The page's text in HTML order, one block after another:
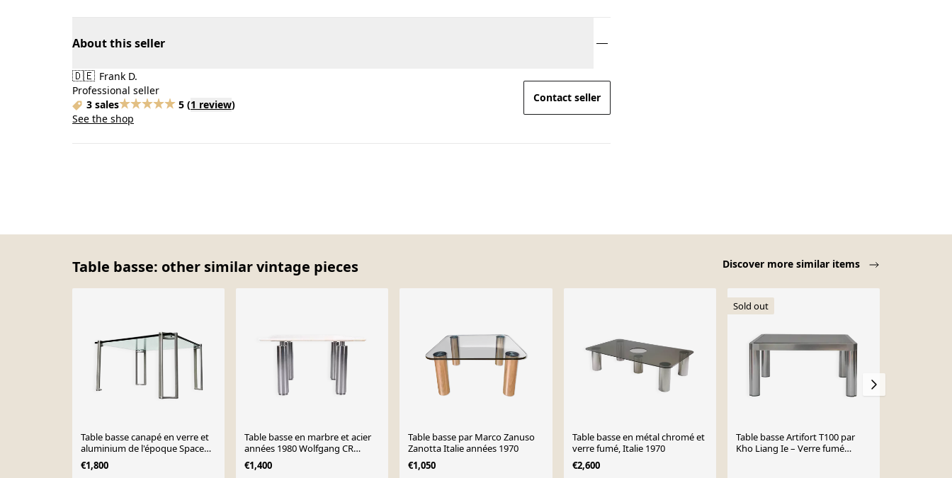
About this seller
🇩🇪 Frank D.
Professional seller
3 sales
5 (1 review)
See the shop
Contact seller
Table basse: other similar vintage pieces Discover more similar items
Table basse canapé en verre et
aluminium de l'époque Space
Age vintage attribuée à Peter
Ghyczy, années 1970
€1,800
Table basse en marbre et acier
années 1980 Wolfgang CR
Mezger
€1,400
Table basse par Marco Zanuso
Zanotta Italie années 1970
€1,050
Table basse en métal chromé et
verre fumé, Italie 1970
€2,600
Sold out
Table basse Artifort T100 par
Kho Liang Ie – Verre fumé